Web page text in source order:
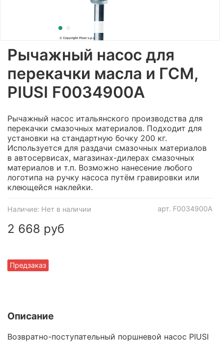
арт. F0034900А
Наличие: Нет в наличии
Предзаказ
Рычажный насос для
перекачки масла и ГСМ,
PIUSI F0034900А
2 668 руб
Рычажный насос итальянского производства для
перекачки смазочных материалов. Подходит для
установки на стандартную бочку 200 кг.
Используется для раздачи смазочных материалов
в автосервисах, магазинах-дилерах смазочных
материалов и т.п. Возможно нанесение любого
логотипа на ручку насоса путём гравировки или
клеющейся наклейки.
Описание
Возвратно-поступательный поршневой насос PIUSI